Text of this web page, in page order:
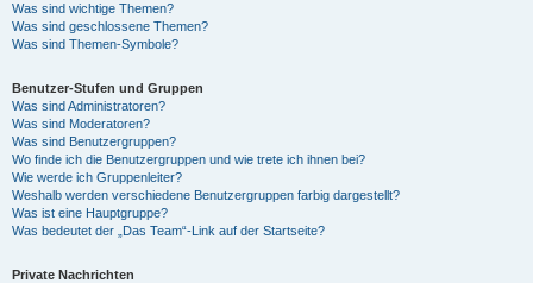
Was sind wichtige Themen?
Was sind geschlossene Themen?
Was sind Themen-Symbole?
Benutzer-Stufen und Gruppen
Was sind Administratoren?
Was sind Moderatoren?
Was sind Benutzergruppen?
Wo finde ich die Benutzergruppen und wie trete ich ihnen bei?
Wie werde ich Gruppenleiter?
Weshalb werden verschiedene Benutzergruppen farbig dargestellt?
Was ist eine Hauptgruppe?
Was bedeutet der „Das Team“-Link auf der Startseite?
Private Nachrichten